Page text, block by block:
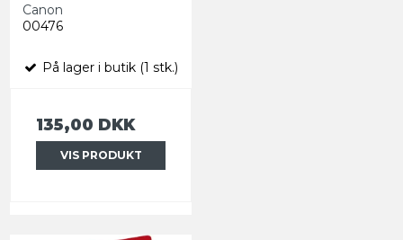
Canon
00476
På lager i butik (1 stk.)
135,00 DKK
VIS PRODUKT